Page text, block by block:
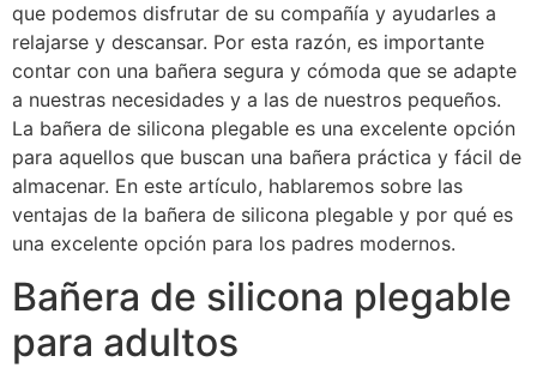
que podemos disfrutar de su compañía y ayudarles a
relajarse y descansar. Por esta razón, es importante
contar con una bañera segura y cómoda que se adapte
a nuestras necesidades y a las de nuestros pequeños.
La bañera de silicona plegable es una excelente opción
para aquellos que buscan una bañera práctica y fácil de
almacenar. En este artículo, hablaremos sobre las
ventajas de la bañera de silicona plegable y por qué es
una excelente opción para los padres modernos.
Bañera de silicona plegable
para adultos